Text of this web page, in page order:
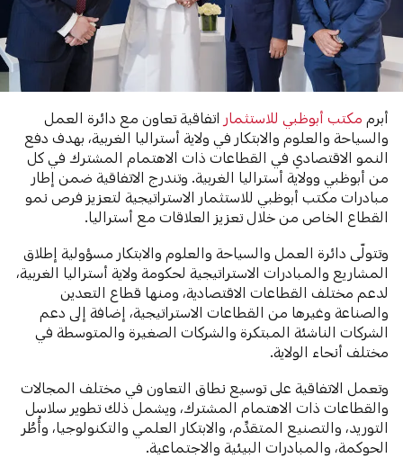
أبرم مكتب أبوظبي للاستثماراتفاقية تعاون مع دائرة العمل
والسياحة والعلوم والابتكار في ولاية أستراليا الغربية، بهدف دفع
النمو الاقتصادي في القطاعات ذات الاهتمام المشترك في كل
من أبوظبي وولاية أستراليا الغربية. وتندرج الاتفاقية ضمن إطار
مبادرات مكتب أبوظبي للاستثمار الاستراتيجية لتعزيز فرص نمو
القطاع الخاص من خلال تعزيز العلاقات مع أستراليا.
وتتولّى دائرة العمل والسياحة والعلوم والابتكار مسؤولية إطلاق
المشاريع والمبادرات الاستراتيجية لحكومة ولاية أستراليا الغربية،
لدعم مختلف القطاعات الاقتصادية، ومنها قطاع التعدين
والصناعة وغيرها من القطاعات الاستراتيجية، إضافة إلى دعم
الشركات الناشئة المبتكرة والشركات الصغيرة والمتوسطة في
مختلف أنحاء الولاية.
وتعمل الاتفاقية على توسيع نطاق التعاون في مختلف المجالات
والقطاعات ذات الاهتمام المشترك، ويشمل ذلك تطوير سلاسل
التوريد، والتصنيع المتقدِّم، والابتكار العلمي والتكنولوجيا، وأُطُر
الحوكمة، والمبادرات البيئية والاجتماعية.